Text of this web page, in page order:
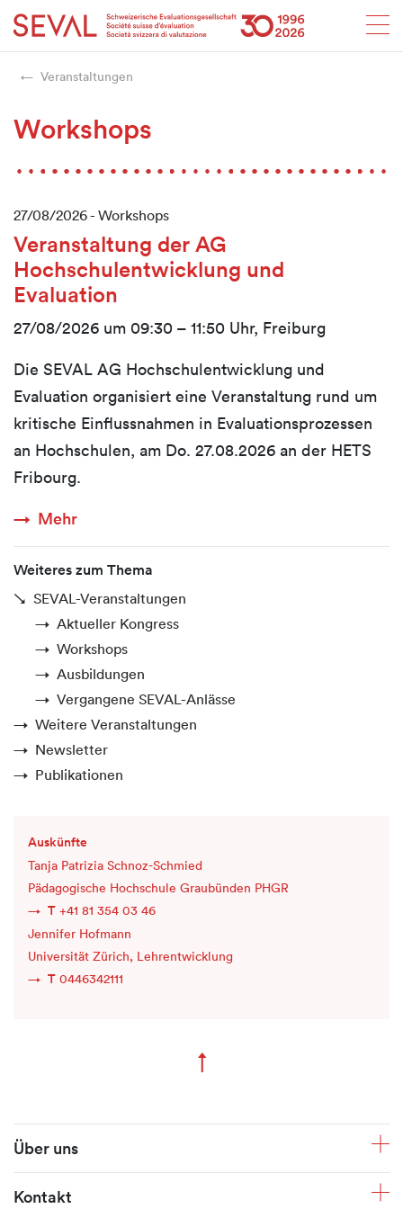
Startseite
Weiter zur Hauptnavigation
Weiter zum Inhalt
Weiter zur Kontaktseite
Weiter zur Sitemap
Weiter zur Suche
Weiter zum Login SEVAL
Veranstaltungen
Workshops
27/08/2026 - Workshops
Veranstaltung der AG
Hochschulentwicklung und
Evaluation
27/08/2026 um 09:30 – 11:50 Uhr, Freiburg
Die SEVAL AG Hochschulentwicklung und
Evaluation organisiert eine Veranstaltung rund um
kritische Einflussnahmen in Evaluationsprozessen
an Hochschulen, am Do. 27.08.2026 an der HETS
Fribourg.
Mehr
Weiteres zum Thema
SEVAL-Veranstaltungen
Aktueller Kongress
Workshops
Ausbildungen
Vergangene SEVAL-Anlässe
Weitere Veranstaltungen
Newsletter
Publikationen
Auskünfte
Tanja Patrizia Schnoz-Schmied
Pädagogische Hochschule Graubünden PHGR
T +41 81 354 03 46
Jennifer Hofmann
Universität Zürich, Lehrentwicklung
T 0446342111
↑Zum Seitenanfang
Fusszeile
Über uns
Kontakt